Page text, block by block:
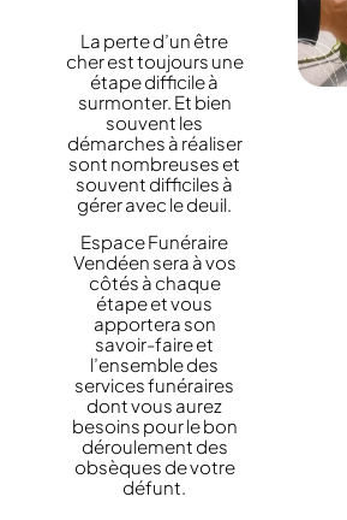
La perte d’un être
cher est toujours une
étape difficile à
surmonter. Et bien
souvent les
démarches à réaliser
sont nombreuses et
souvent difficiles à
gérer avec le deuil.
Espace Funéraire
Vendéen sera à vos
côtés à chaque
étape et vous
apportera son
savoir-faire et
l’ensemble des
services funéraires
dont vous aurez
besoins pour le bon
déroulement des
obsèques de votre
défunt.